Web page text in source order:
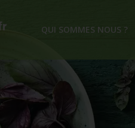
QUI SOMMES NOUS ?